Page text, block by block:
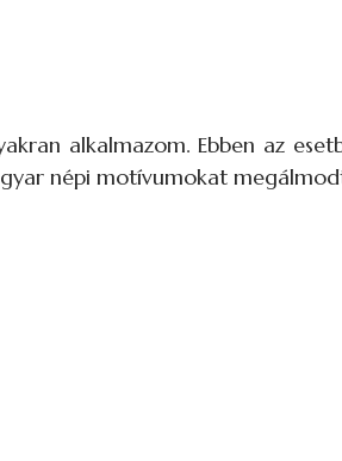
alkalmazom. Ebben az
népi motívumokat